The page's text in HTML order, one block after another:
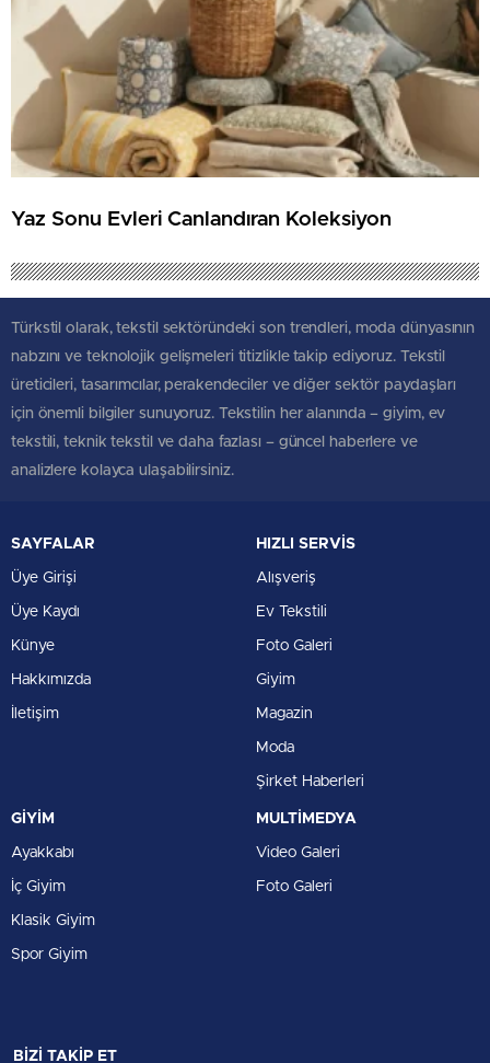
Yaz Sonu Evleri Canlandıran Koleksiyon
Türkstil olarak, tekstil sektöründeki son trendleri, moda dünyasının
nabzını ve teknolojik gelişmeleri titizlikle takip ediyoruz. Tekstil
üreticileri, tasarımcılar, perakendeciler ve diğer sektör paydaşları
için önemli bilgiler sunuyoruz. Tekstilin her alanında – giyim, ev
tekstili, teknik tekstil ve daha fazlası – güncel haberlere ve
analizlere kolayca ulaşabilirsiniz.
SAYFALAR
Üye Girişi
Üye Kaydı
Künye
Hakkımızda
İletişim
HIZLI SERVİS
Alışveriş
Ev Tekstili
Foto Galeri
Giyim
Magazin
Moda
Şirket Haberleri
GİYİM
Ayakkabı
İç Giyim
Klasik Giyim
Spor Giyim
MULTİMEDYA
Video Galeri
Foto Galeri
BİZİ TAKİP ET